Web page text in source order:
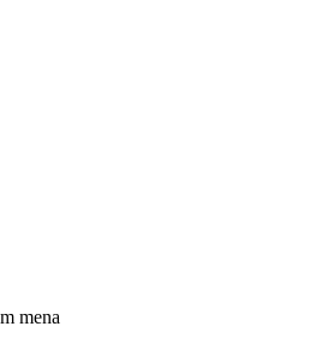
mena